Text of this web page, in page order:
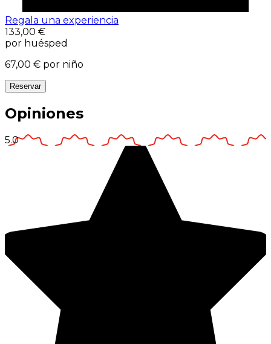
Regala una experiencia
133,00 €
por huésped
67,00 € por niño
Reservar
Opiniones
5.0